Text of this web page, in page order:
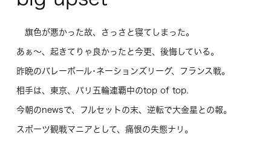
旗色が悪かった故、さっさと寝てしまった。
あぁ～、起きてりゃ良かったと今更、後悔している。
昨晩のバレーボール･ネーションズリーグ、フランス戦。
相手は、東京、パリ五輪連覇中のtop of top.
今朝のnewsで、フルセットの末、逆転で大金星との報。
スポーツ観戦マニアとして、痛恨の失態ナリ。